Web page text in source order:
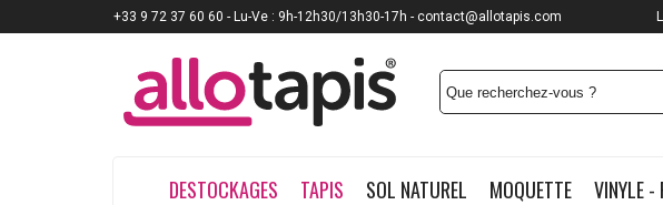
DESTOCKAGES TAPIS SOL NATUREL MOQUETTE VINYLE -
+33 9 72 37 60 60 - Lu-Ve : 9h-12h30/13h30-17h - contact@allotapis.com